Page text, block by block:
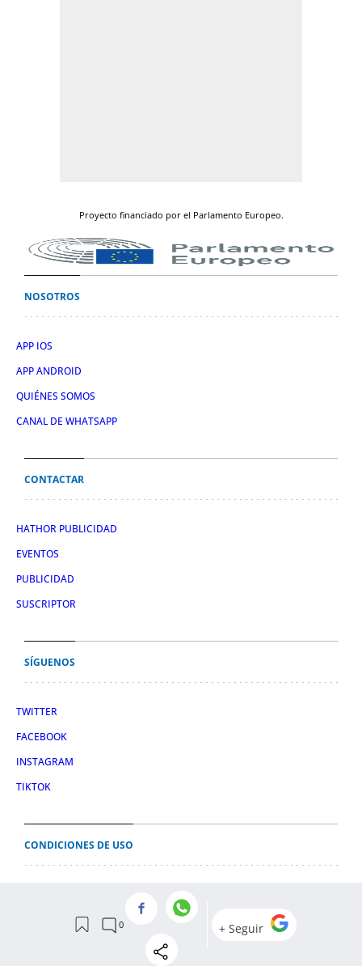
Proyecto financiado por el Parlamento Europeo.
NOSOTROS
APP IOS
APP ANDROID
QUIÉNES SOMOS
CANAL DE WHATSAPP
CONTACTAR
HATHOR PUBLICIDAD
EVENTOS
PUBLICIDAD
SUSCRIPTOR
SÍGUENOS
TWITTER
FACEBOOK
INSTAGRAM
TIKTOK
CONDICIONES DE USO
POLÍTICA DE PRIVACIDAD